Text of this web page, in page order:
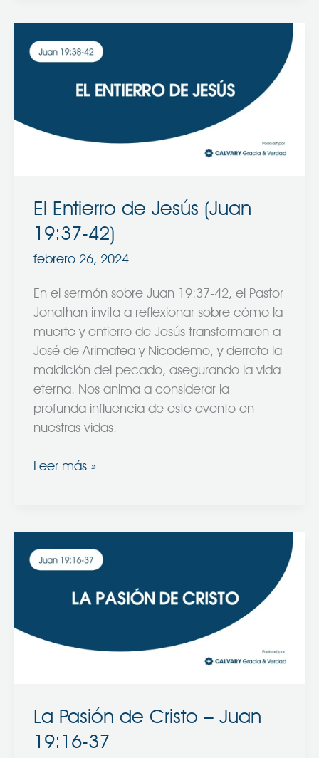
El Entierro de Jesús (Juan
19:37-42)
febrero 26, 2024
En el sermón sobre Juan 19:37-42, el Pastor
Jonathan invita a reflexionar sobre cómo la
muerte y entierro de Jesús transformaron a
José de Arimatea y Nicodemo, y derroto la
maldición del pecado, asegurando la vida
eterna. Nos anima a considerar la
profunda influencia de este evento en
nuestras vidas.
Entierro
19:37-
Leer más »
La Pasión de Cristo – Juan
19:16-37
Pasión
Juan